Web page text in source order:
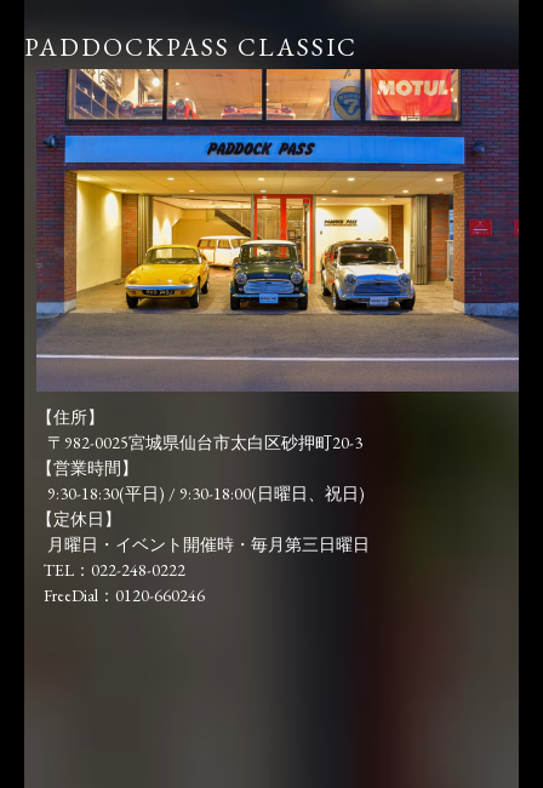
PADDOCKPASS CLASSIC
【住所】
〒982-0025宮城県仙台市太白区砂押町20-3
【営業時間】
9:30-18:30(平日) / 9:30-18:00(日曜日、祝日)
【定休日】
月曜日・イベント開催時・毎月第三日曜日
TEL：022-248-0222
FreeDial：0120-660246